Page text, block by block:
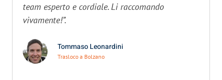
team esperto e cordiale. Li raccomando
vivamente!”.
Tommaso Leonardini
Trasloco a Bolzano